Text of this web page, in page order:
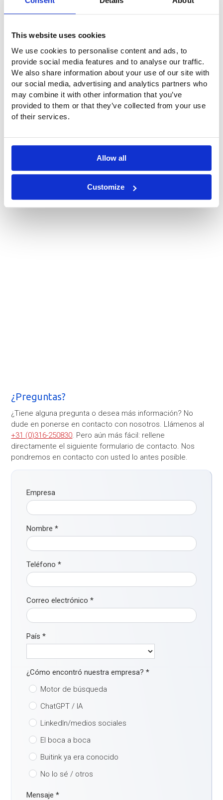
This website uses cookies
We use cookies to personalise content and ads, to
provide social media features and to analyse our traffic.
We also share information about your use of our site with
our social media, advertising and analytics partners who
may combine it with other information that you’ve
provided to them or that they’ve collected from your use
of their services.
Allow all
Customize
Techos tensados para esta nave
este crucero.
Ubicación de la nave
¿Preguntas?
¿Tiene alguna pregunta o desea más información? No
dude en ponerse en contacto con nosotros. Llámenos al
+31 (0)316-250830. Pero aún más fácil: rellene
directamente el siguiente formulario de contacto. Nos
pondremos en contacto con usted lo antes posible.
Empresa
Nombre*
Teléfono*
Correo electrónico*
País*
¿Cómo encontró nuestra empresa?*
Motor de búsqueda
ChatGPT / IA
LinkedIn/medios sociales
El boca a boca
Buitink ya era conocido
No lo sé / otros
Mensaje*